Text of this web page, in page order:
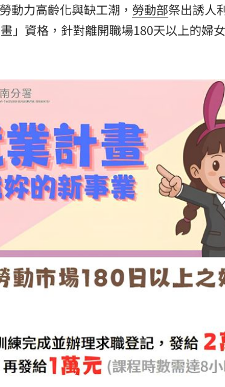
10:57
10:52
10:51
」 10:47
10:46
動力高齡化與缺工潮， 勞動部祭出誘人
」資格，針對離開職場180天以上的婦